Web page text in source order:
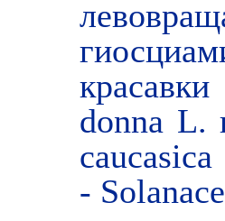
donna L.
-